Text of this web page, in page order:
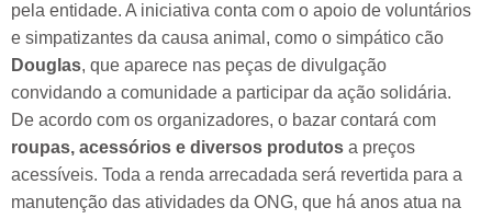
pela entidade. A iniciativa conta com o apoio de voluntários
e simpatizantes da causa animal, como o simpático cão
Douglas, que aparece nas peças de divulgação
convidando a comunidade a participar da ação solidária.
De acordo com os organizadores, o bazar contará com
roupas, acessórios e diversos produtos a preços
acessíveis. Toda a renda arrecadada será revertida para a
manutenção das atividades da ONG, que há anos atua na